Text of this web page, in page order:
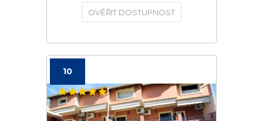
OVĚŘIT DOSTUPNOST
10